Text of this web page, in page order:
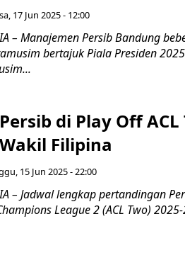
17 Jun 2025 - 12:00
– Manajemen Persib Bandung
bertajuk Piala Presiden
di Play Off
Filipina
15 Jun 2025 - 22:00
– Jadwal lengkap pertandingan
League 2 (ACL Two)